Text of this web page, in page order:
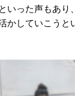
いった声もあり
かしていこうと